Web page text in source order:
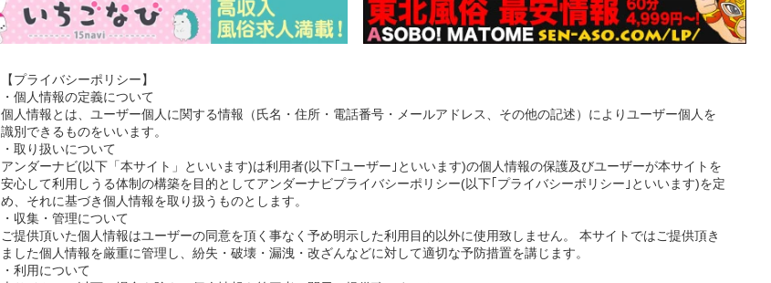
【プライバシーポリシー】
・個人情報の定義について
個人情報とは、ユーザー個人に関する情報（氏名・住所・電話番号・メールアドレス、その他の記述）によりユーザー個人を
識別できるものをいいます。
・取り扱いについて
アンダーナビ(以下「本サイト」といいます)は利用者(以下｢ユーザー｣といいます)の個人情報の保護及びユーザーが本サイトを
安心して利用しうる体制の構築を目的としてアンダーナビプライバシーポリシー(以下｢プライバシーポリシー｣といいます)を定
め、それに基づき個人情報を取り扱うものとします。
・収集・管理について
ご提供頂いた個人情報はユーザーの同意を頂く事なく予め明示した利用目的以外に使用致しません。 本サイトではご提供頂き
ました個人情報を厳重に管理し、紛失・破壊・漏洩・改ざんなどに対して適切な予防措置を講じます。
・利用について